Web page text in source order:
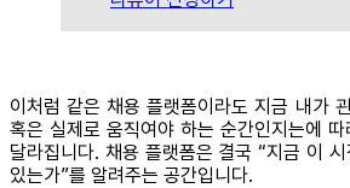
이처럼 같은 채용 플랫폼이라도 지금 내가
혹은 실제로 움직여야 하는 순간인지는에
달라집니다. 채용 플랫폼은 결국 “지금 이
있는가”를 알려주는 공간입니다.